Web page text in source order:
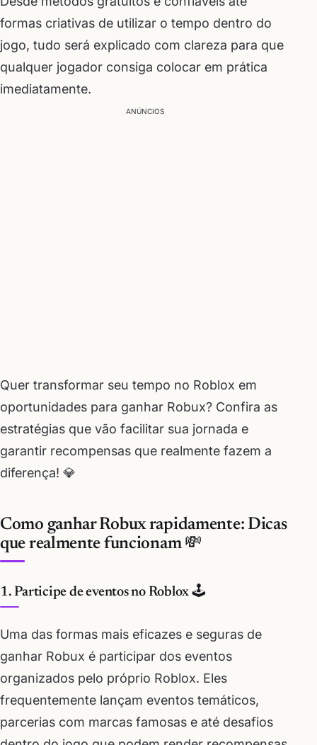
formas criativas de utilizar o tempo dentro do
jogo, tudo será explicado com clareza para que
qualquer jogador consiga colocar em prática
imediatamente.
ANÚNCIOS
Quer transformar seu tempo no Roblox em
oportunidades para ganhar Robux? Confira as
estratégias que vão facilitar sua jornada e
garantir recompensas que realmente fazem a
diferença! 💎
Como ganhar Robux rapidamente: Dicas
que realmente funcionam 💸
1. Participe de eventos no Roblox 🕹️
Uma das formas mais eficazes e seguras de
ganhar Robux é participar dos eventos
organizados pelo próprio Roblox. Eles
frequentemente lançam eventos temáticos,
parcerias com marcas famosas e até desafios